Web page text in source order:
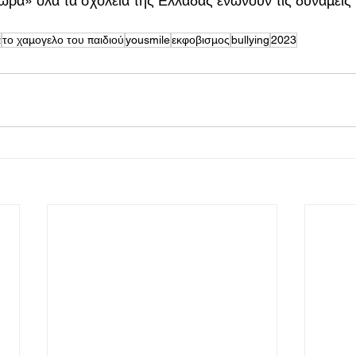
το χαμογελο του παιδιούyousmileεκφοβισμοςbullying2023